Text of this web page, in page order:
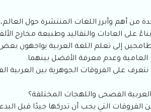
من أهم وأبرز اللغات المنتشرة حول
على العادات والتقاليد وطبيعة مخارج
إلى تعلم اللغة العربية يواجهون
وعدم معرفة الأفضل بينهما.
على الفروقات الجوهرية بين
الفصحى واللهجات المختلفة؟
التي يجب أن تدركها جيدًا قبل البدء